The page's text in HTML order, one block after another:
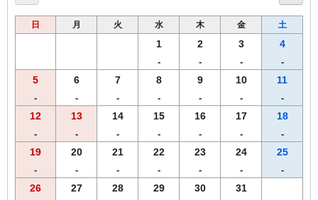
【飛鳥鍋とお造り天ぷら御膳】
・【奈良県産】大和肉鶏の飛鳥鍋
・ お造り三種盛り
※営業時間の関係上、19時までのご到着、19時30分までにご来店くだ
さいませ。
※仕入れの状況よって内容が変更になる場合がございます。
【おことわり】 飛鳥鍋御膳は、関西出身の料理長によるご宿泊者限
定メニューです。恐れ入りますが、２食付きご宿泊プランよりのみの
日 月 火 水 木 金 土
1
-
2
-
3
-
4
-
5
-
6
-
7
-
8
-
9
-
10
-
11
-
12
-
13
-
14
-
15
-
16
-
17
-
18
-
19
-
20
-
21
-
22
-
23
-
24
-
25
-
26 27 28 29 30 31